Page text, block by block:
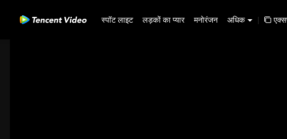
स्पॉट लाइट लड़कों का प्यार मनोरंजन अधिक |